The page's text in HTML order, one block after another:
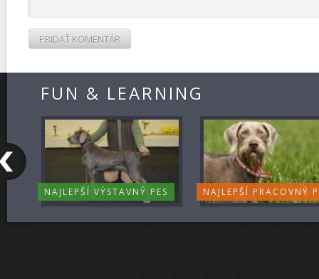
FUN & LEARNING
NAJLEPŠÍ VÝSTAVNÝ PES NAJLEPŠÍ PRACOVNÝ